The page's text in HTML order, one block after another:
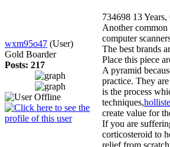
wxm95o47 (User)
Gold Boarder
Posts: 217
734698 13
Another common
computer
The best brands
Place this piece
A pyramid
practice. They
is the process
techniques,
create value for
If you are
corticosteroid to
relief from